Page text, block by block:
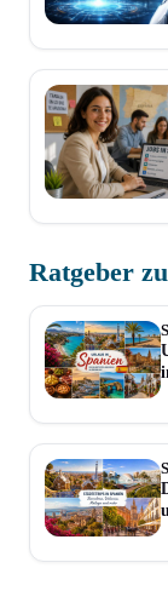
Ratgeber